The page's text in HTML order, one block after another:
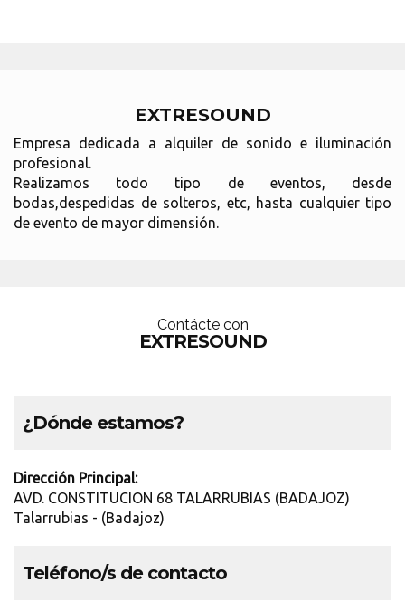
EXTRESOUND
Empresa dedicada a alquiler de sonido e iluminación
profesional.
Realizamos todo tipo de eventos, desde
bodas,despedidas de solteros, etc, hasta cualquier tipo
de evento de mayor dimensión.
Contácte con
EXTRESOUND
¿Dónde estamos?
Dirección Principal:
AVD. CONSTITUCION 68 TALARRUBIAS (BADAJOZ)
Talarrubias - (Badajoz)
Teléfono/s de contacto